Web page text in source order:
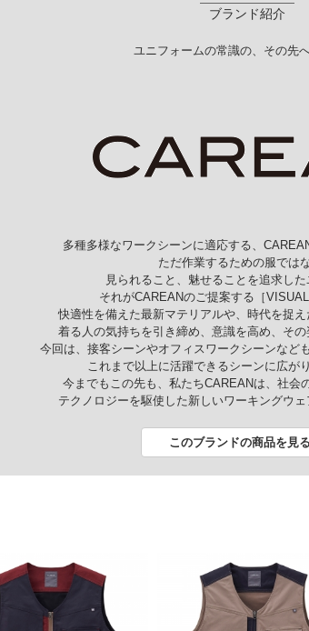
ブランド紹介
ユニフォームの常識の、その先
多種多様なワークシーンに適応する、
ただ作業するための服ではな
見られること、魅せることを追求した
それがCAREANのご提案する［VISUAL
快適性を備えた最新マテリアルや、時代を捉え
着る人の気持ちを引き締め、意識を高め、その
今回は、接客シーンやオフィスワークシーンなど
これまで以上に活躍できるシーンに広が
今までもこの先も、私たちCAREANは、社会
テクノロジーを駆使した新しいワーキングウェ
このブランドの商品を見る